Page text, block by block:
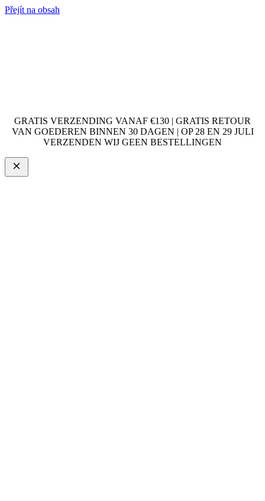
Přejít na obsah
GRATIS VERZENDING VANAF €130 | GRATIS RETOUR
VAN GOEDEREN BINNEN 30 DAGEN | OP 28 EN 29 JULI
VERZENDEN WIJ GEEN BESTELLINGEN